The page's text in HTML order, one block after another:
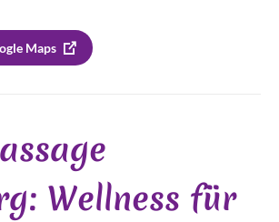
Maps
Wellness für